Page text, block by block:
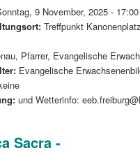
9 November, 2025 - 17:00
Treffpunkt
Pfarrer, Evangelische
Evangelische
und Wetterinfo:
Sacra -